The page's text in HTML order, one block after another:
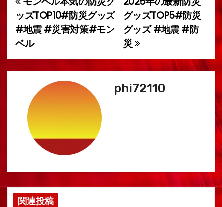
投
稿
ナ
ビ
ー
シ
ン
グッズTOP5#防災
グッズ #地震 #防
災
ッズTOP10#防災グッズ
#地震 #災害対策#モン
ベル
phi72110
関連投稿